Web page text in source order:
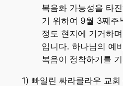
복음화 가능성을 타
기 위하여 9월 3째주
정도 현지에 기거하
입니다. 하나님의 예
복음이 정착하기를
1) 빠일린 싸라클라우 교